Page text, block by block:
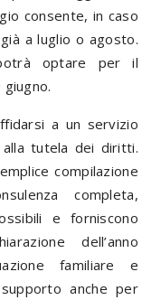
consente, in caso
a luglio o agosto.
optare per il
a un servizio
tutela dei diritti.
compilazione
completa,
e forniscono
dell’anno
familiare e
anche per